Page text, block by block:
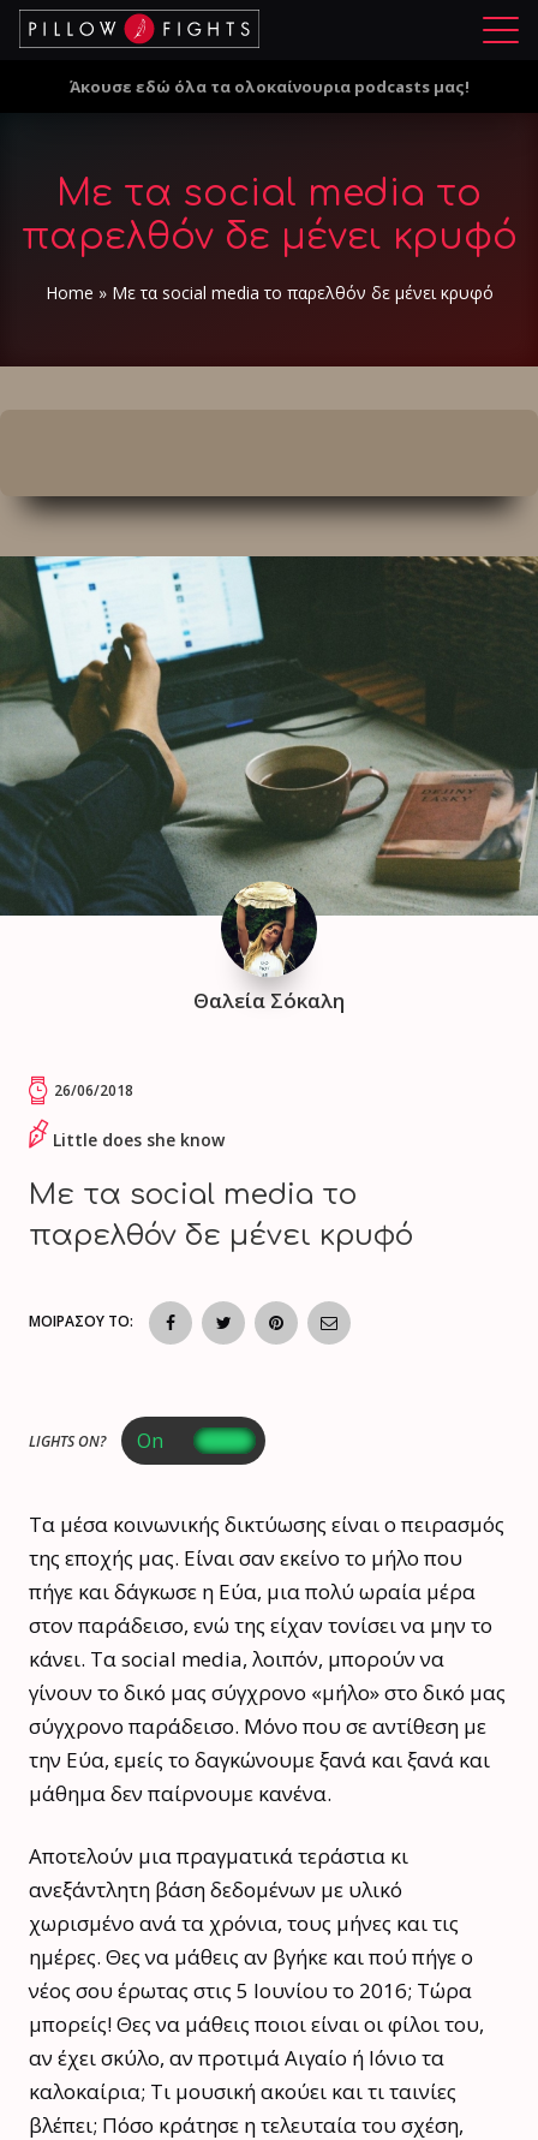
Μ
ο
Άκουσε εδώ όλα τα ολοκαίνουρια podcasts μας!
Με τα social media το
παρελθόν δε μένει κρυφό
Home » Με τα social media το παρελθόν δε μένει κρυφό
Θαλεία Σόκαλη
26/06/2018
Little does she know
Με τα social media το
παρελθόν δε μένει κρυφό
ΜΟΙΡΑΣΟΥ ΤΟ:
LIGHTS ON?
Τα μέσα κοινωνικής δικτύωσης είναι ο πειρασμός
της εποχής μας. Είναι σαν εκείνο το μήλο που
πήγε και δάγκωσε η Εύα, μια πολύ ωραία μέρα
στον παράδεισο, ενώ της είχαν τονίσει να μην το
κάνει. Τα social media, λοιπόν, μπορούν να
γίνουν το δικό μας σύγχρονο «μήλο» στο δικό μας
σύγχρονο παράδεισο. Μόνο που σε αντίθεση με
την Εύα, εμείς το δαγκώνουμε ξανά και ξανά και
μάθημα δεν παίρνουμε κανένα.
Αποτελούν μια πραγματικά τεράστια κι
ανεξάντλητη βάση δεδομένων με υλικό
χωρισμένο ανά τα χρόνια, τους μήνες και τις
ημέρες. Θες να μάθεις αν βγήκε και πού πήγε ο
νέος σου έρωτας στις 5 Ιουνίου το 2016; Τώρα
μπορείς! Θες να μάθεις ποιοι είναι οι φίλοι του,
αν έχει σκύλο, αν προτιμά Αιγαίο ή Ιόνιο τα
καλοκαίρια; Τι μουσική ακούει και τι ταινίες
βλέπει; Πόσο κράτησε η τελευταία του σχέση,